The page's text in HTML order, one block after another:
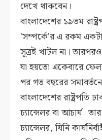
দেখে থাকবেন।
বাংলাদেশের ১৯তম
'সম্পর্কে'র এ রকম
সূত্রই খাটল না।
যা হয়তো একেবারে
পর গত বছরের
বাংলাদেশের রাষ্ট্রপতি
চ্যান্সেলর বা আচার্য।
চ্যান্সেলর, যিনি